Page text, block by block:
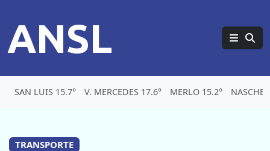
ANSL
SAN LUIS 15.7° V. MERCEDES 17.6° MERLO 15.2°
TRANSPORTE